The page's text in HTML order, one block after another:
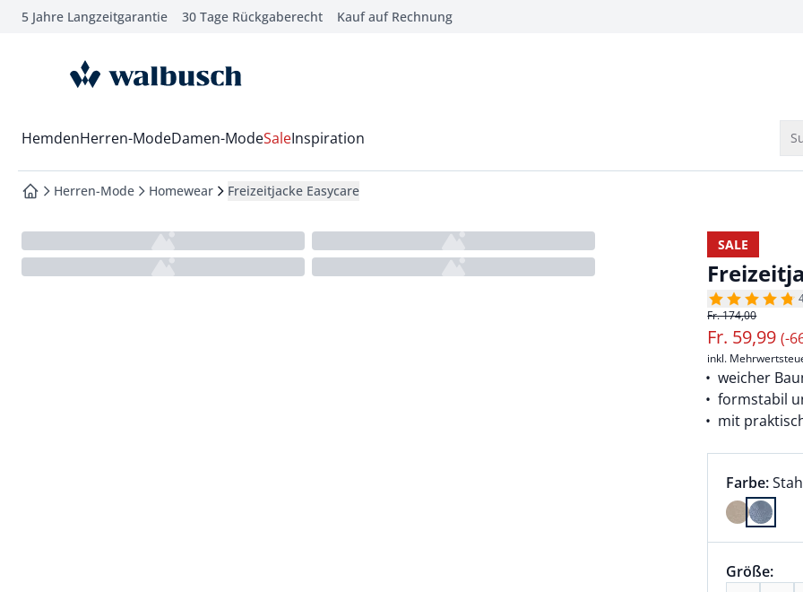
springen
springen
springen
5 Jahre Langzeitgarantie 30 Tage Rückgaberecht Kauf auf Rechnung
zur Startseite
Wechsel in das Menü mit Pfeil-Runter Taste
HemdenHerren-ModeDamen-ModeSaleInspiration
zur Startseite
Herren-Mode Homewear Freizeitjacke Easycare
SALE
Fr. 174,00
Fr. 59,99(-
inkl.
weicher
formstabil
mit
Farbe:
Farbe
Größe:
Größe 60